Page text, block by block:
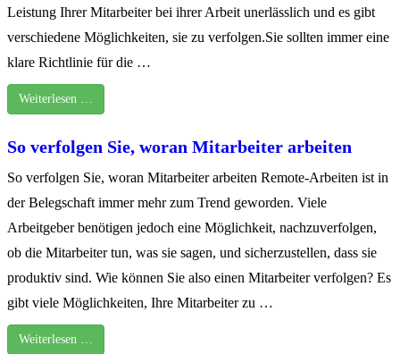
Leistung Ihrer Mitarbeiter bei ihrer Arbeit unerlässlich und es gibt
verschiedene Möglichkeiten, sie zu verfolgen.Sie sollten immer eine
klare Richtlinie für die …
Weiterlesen …
So verfolgen Sie, woran Mitarbeiter arbeiten
So verfolgen Sie, woran Mitarbeiter arbeiten Remote-Arbeiten ist in
der Belegschaft immer mehr zum Trend geworden. Viele
Arbeitgeber benötigen jedoch eine Möglichkeit, nachzuverfolgen,
ob die Mitarbeiter tun, was sie sagen, und sicherzustellen, dass sie
produktiv sind. Wie können Sie also einen Mitarbeiter verfolgen? Es
gibt viele Möglichkeiten, Ihre Mitarbeiter zu …
Weiterlesen …